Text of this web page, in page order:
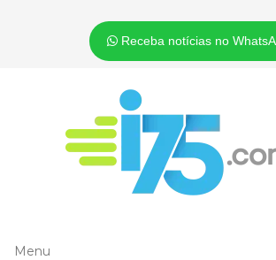
Receba notícias no
Menu
Menu